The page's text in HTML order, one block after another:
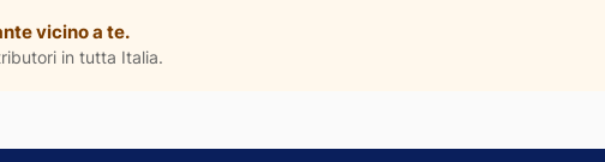
vicino a te.
in tutta Italia.